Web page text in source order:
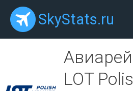
SkyStats.ru
LOT